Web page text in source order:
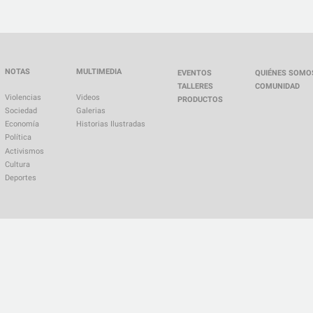
NOTAS
Violencias
Sociedad
Economía
Política
Activismos
Cultura
Deportes
MULTIMEDIA
Videos
Galerias
Historias Ilustradas
EVENTOS
TALLERES
PRODUCTOS
QUIÉNES
COMUNIDAD